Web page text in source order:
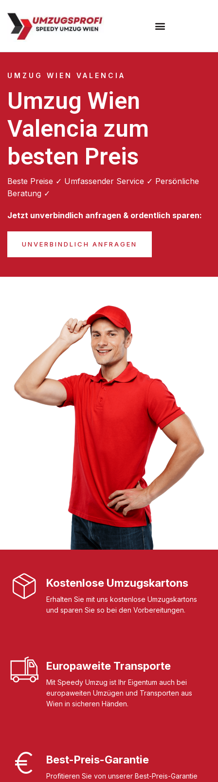
UMZUG WIEN VALENCIA
Umzug Wien
Valencia zum
besten Preis
Beste Preise ✓ Umfassender Service ✓ Persönliche
Beratung ✓
Jetzt unverbindlich anfragen & ordentlich sparen:
UNVERBINDLICH ANFRAGEN
Kostenlose Umzugskartons
Erhalten Sie mit uns kostenlose Umzugskartons
und sparen Sie so bei den Vorbereitungen.
Europaweite Transporte
Mit Speedy Umzug ist Ihr Eigentum auch bei
europaweiten Umzügen und Transporten aus
Wien in sicheren Händen.
Best-Preis-Garantie
Profitieren Sie von unserer Best-Preis-Garantie